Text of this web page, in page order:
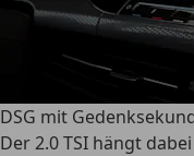
DSG mit
Der 2.0 TSI hängt